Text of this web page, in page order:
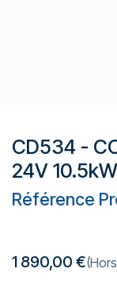
CD534 -
24V
Référence
1 890,00 €